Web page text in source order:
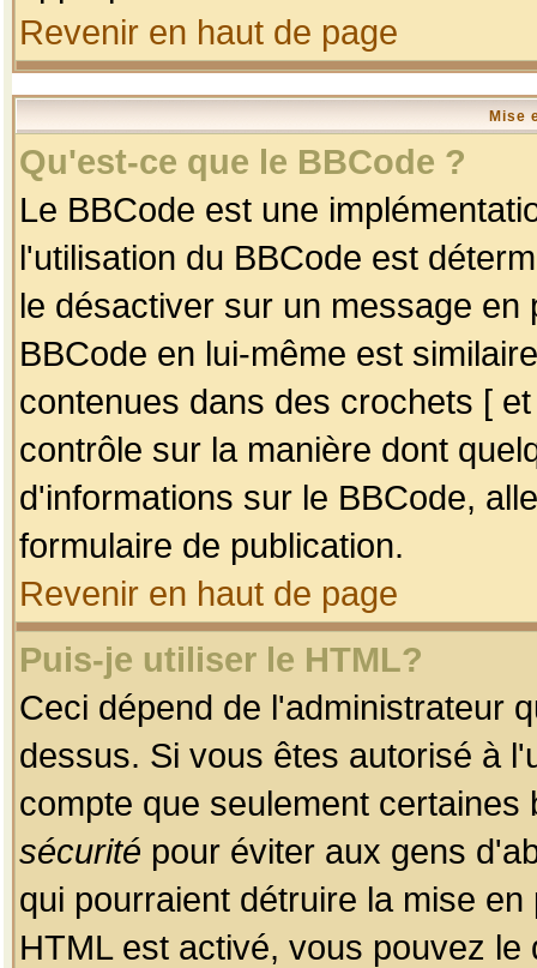
Revenir en haut de page
Mise
Qu'est-ce que le BBCode ?
Le BBCode est une
l'utilisation du BBCode est
le désactiver sur un message
BBCode en lui-même est
contenues dans des crochets [
contrôle sur la manière dont
d'informations sur le BBCode,
formulaire de publication.
Revenir en haut de page
Puis-je utiliser le HTML?
Ceci dépend de l'administrateur
dessus. Si vous êtes autorisé à
compte que seulement
sécurité pour éviter aux gens
qui pourraient détruire la mise
HTML est activé, vous pouvez